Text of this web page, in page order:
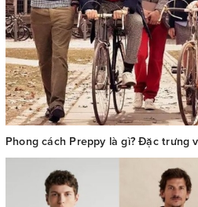
Phong cách Preppy là gì? Đặc trưng